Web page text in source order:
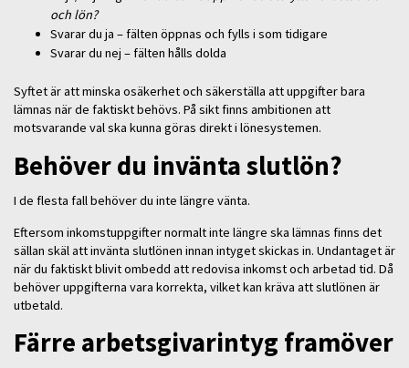
och lön?
Svarar du ja – fälten öppnas och fylls i som tidigare
Svarar du nej – fälten hålls dolda
Syftet är att minska osäkerhet och säkerställa att uppgifter bara
lämnas när de faktiskt behövs. På sikt finns ambitionen att
motsvarande val ska kunna göras direkt i lönesystemen.
Behöver du invänta slutlön?
I de flesta fall behöver du inte längre vänta.
Eftersom inkomstuppgifter normalt inte längre ska lämnas finns det
sällan skäl att invänta slutlönen innan intyget skickas in. Undantaget är
när du faktiskt blivit ombedd att redovisa inkomst och arbetad tid. Då
behöver uppgifterna vara korrekta, vilket kan kräva att slutlönen är
utbetald.
Färre arbetsgivarintyg framöver